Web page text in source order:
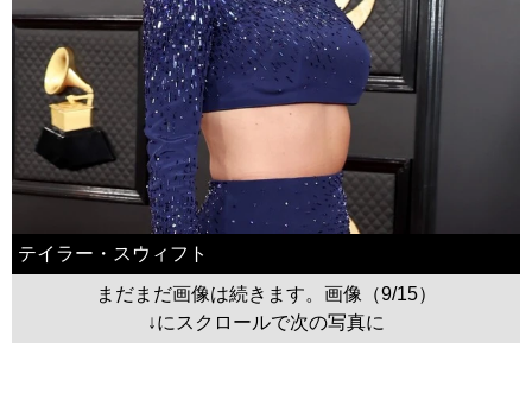
テイラー・スウィフト
まだまだ画像は続きます。画像（9/15）
↓にスクロールで次の写真に